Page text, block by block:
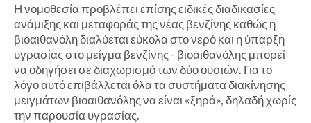
Η νομοθεσία προβλέπει επίσης ειδικές διαδικασίες
ανάμιξης και μεταφοράς της νέας βενζίνης καθώς η
βιοαιθανόλη διαλύεται εύκολα στο νερό και η ύπαρξη
υγρασίας στο μείγμα βενζίνης - βιοαιθανόλης μπορεί
να οδηγήσει σε διαχωρισμό των δύο ουσιών. Για το
λόγο αυτό επιβάλλεται όλα τα συστήματα διακίνησης
μειγμάτων βιοαιθανόλης να είναι «ξηρά», δηλαδή χωρίς
την παρουσία υγρασίας.